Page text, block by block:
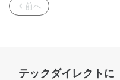
前へ
テックダイレクトに